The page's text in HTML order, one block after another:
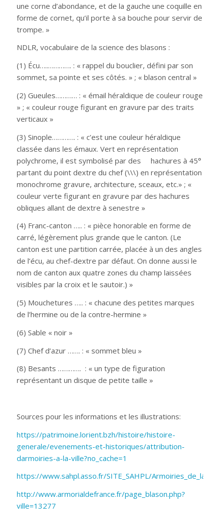
une corne d’abondance, et de la gauche une coquille en
forme de cornet, qu’il porte à sa bouche pour servir de
trompe. »
NDLR, vocabulaire de la science des blasons :
(1) Écu…..…………. : « rappel du bouclier, défini par son
sommet, sa pointe et ses côtés. » ; « blason central »
(2) Gueules………… : « émail héraldique de couleur rouge
» ; « couleur rouge figurant en gravure par des traits
verticaux »
(3) Sinople…………. : « c’est une couleur héraldique
classée dans les émaux. Vert en représentation
polychrome, il est symbolisé par des hachures à 45°
partant du point dextre du chef (\\\) en représentation
monochrome gravure, architecture, sceaux, etc.» ; «
couleur verte figurant en gravure par des hachures
obliques allant de dextre à senestre »
(4) Franc-canton ….. : « pièce honorable en forme de
carré, légèrement plus grande que le canton. (Le
canton est une partition carrée, placée à un des angles
de l’écu, au chef-dextre par défaut. On donne aussi le
nom de canton aux quatre zones du champ laissées
visibles par la croix et le sautoir.) »
(5) Mouchetures ….. : « chacune des petites marques
de l’hermine ou de la contre-hermine »
(6) Sable « noir »
(7) Chef d’azur ……. : « sommet bleu »
(8) Besants …………. : « un type de figuration
représentant un disque de petite taille »
Sources pour les informations et les illustrations:
https://patrimoine.lorient.bzh/histoire/histoire-
generale/evenements-et-historiques/attribution-
darmoiries-a-la-ville?no_cache=1
https://www.sahpl.asso.fr/SITE_SAHPL/
http://www.armorialdefrance.fr/page_blason.php?
ville=13277